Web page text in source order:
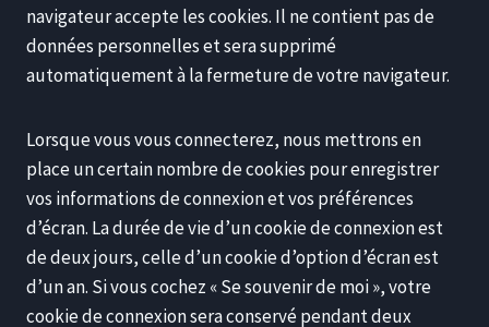
navigateur accepte les cookies. Il ne contient pas de
données personnelles et sera supprimé
automatiquement à la fermeture de votre navigateur.
Lorsque vous vous connecterez, nous mettrons en
place un certain nombre de cookies pour enregistrer
vos informations de connexion et vos préférences
d’écran. La durée de vie d’un cookie de connexion est
de deux jours, celle d’un cookie d’option d’écran est
d’un an. Si vous cochez « Se souvenir de moi », votre
cookie de connexion sera conservé pendant deux